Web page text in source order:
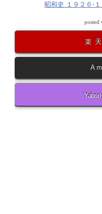
昭和史 １９２６-
posted
楽